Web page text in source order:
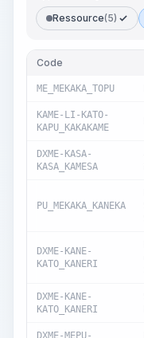
Ressource(5)
Code
ME_MEKAKA_TOPU
KAME-LI-KATO-
KAPU_KAKAKAME
DXME-KASA-
KASA_KAMESA
PU_MEKAKA_KANEKA
DXME-KANE-
KATO_KANERI
DXME-KANE-
KATO_KANERI
DXME-MEPU-